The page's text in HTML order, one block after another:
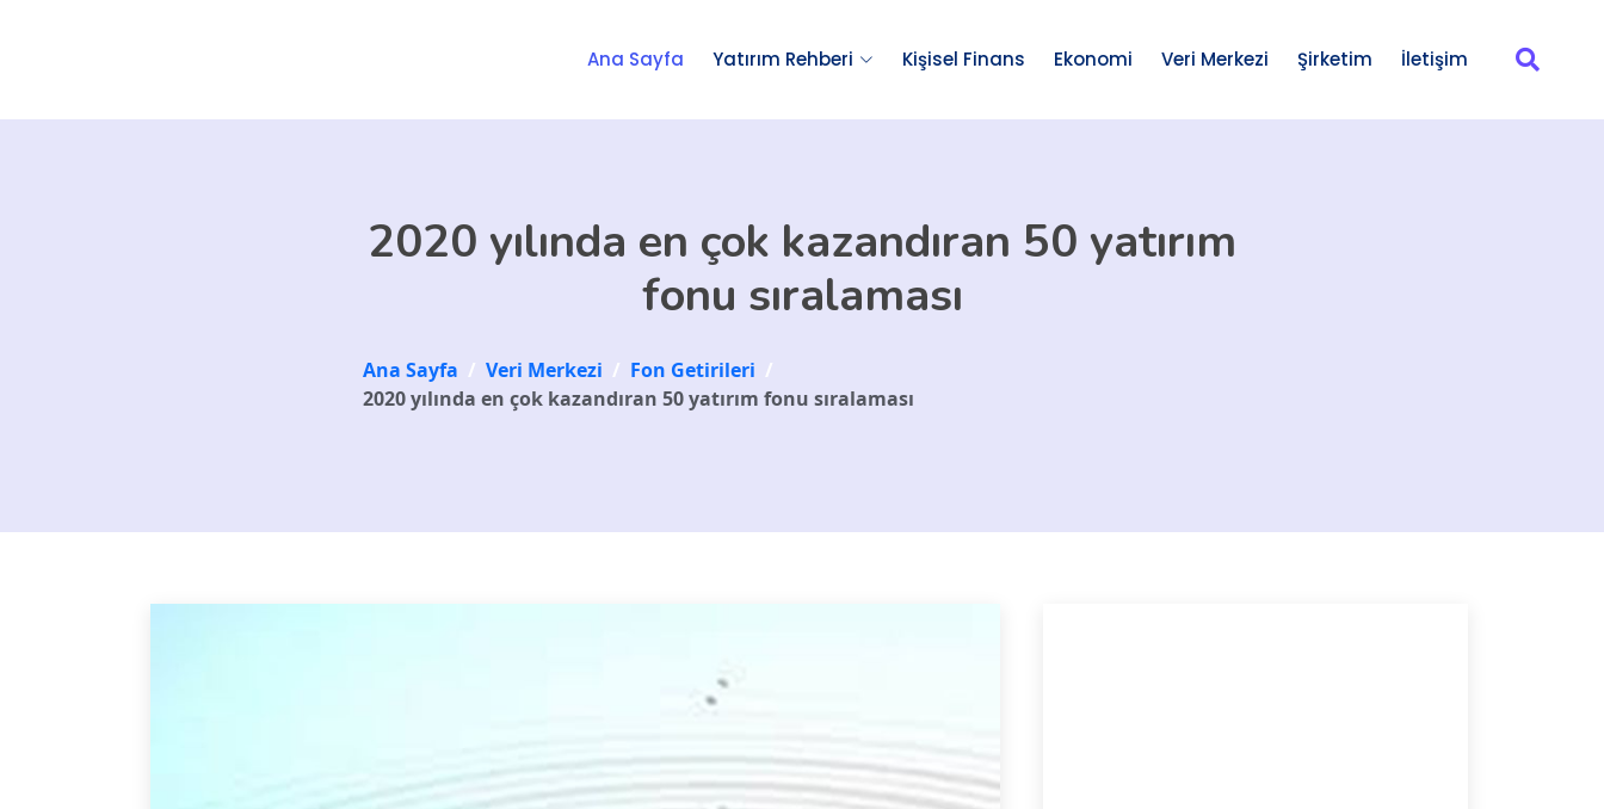
Ana Sayfa Yatırım Rehberi Kişisel Finans Ekonomi Veri Merkezi Şirketim İletişim
2020 yılında en çok kazandıran 50 yatırım
fonu sıralaması
Ana Sayfa / Veri Merkezi / Fon Getirileri /
2020 yılında en çok kazandıran 50 yatırım fonu sıralaması